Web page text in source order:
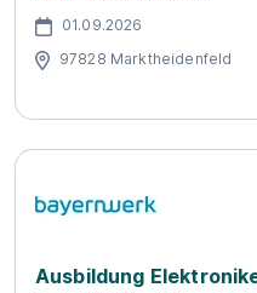
01.09.2026
97828 Marktheidenfeld
Ausbildung